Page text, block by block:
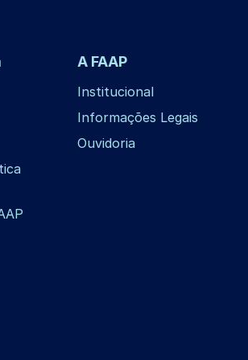
A FAAP
Institucional
Informações Legais
Ouvidoria